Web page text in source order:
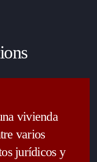
vivienda
varios
jurídicos y